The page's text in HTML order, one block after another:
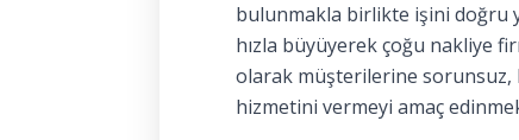
bulunmakla birlikte işini doğru
hızla büyüyerek çoğu nakliye
olarak müşterilerine sorunsuz,
hizmetini vermeyi amaç